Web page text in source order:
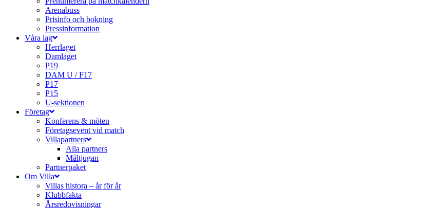
Arenabuss
Prisinfo och bokning
Pressinformation
Våra lag
Herrlaget
Damlaget
P19
DAM U / F17
P17
P15
U-sektionen
Företag
Konferens & möten
Företagsevent vid match
Villapartners
Alla partners
Måltjugan
Partnerpaket
Om Villa
Villas histora – år för år
Klubbfakta
Årsredovisningar